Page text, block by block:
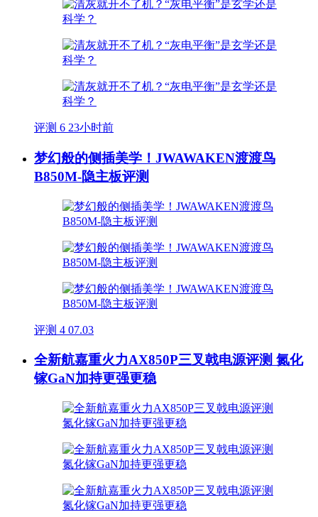
评测 6 23小时前
梦幻般的侧插美学！JWAWAKEN渡渡鸟
B850M-隐主板评测
评测 4 07.03
全新航嘉重火力AX850P三叉戟电源评测 氮化
镓GaN加持更强更稳